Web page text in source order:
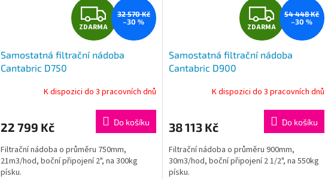
Z
D
A
R
M
A
ZDARMA
32 570 Kč
–30 %
Samostatná filtrační nádoba
Cantabric D750
K dispozici do 3 pracovních dnů
22 799 Kč Do košíku
Filtrační nádoba o průměru 750mm,
21m3/hod, boční připojení 2", na 300kg
písku.
Z
D
A
R
M
A
ZDARMA
54 448 Kč
–30 %
Samostatná filtrační nádoba
Cantabric D900
K dispozici do 3 pracovních dnů
38 113 Kč Do košíku
Filtrační nádoba o průměru 900mm,
30m3/hod, boční připojení 2 1/2", na 550kg
písku.